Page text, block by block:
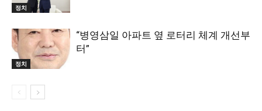
정치
정치
“병영삼일 아파트 옆 로터리 체계 개선부
터”